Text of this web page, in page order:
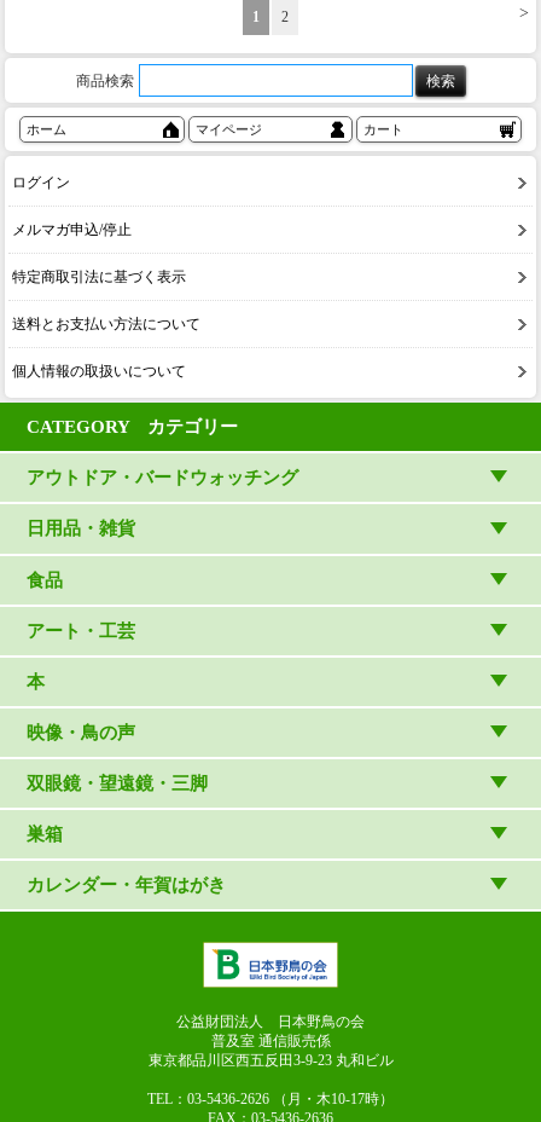
>
1 2
商品検索
ホーム マイページ カート
ログイン
メルマガ申込/停止
特定商取引法に基づく表示
送料とお支払い方法について
個人情報の取扱いについて
CATEGORY カテゴリー
アウトドア・バードウォッチング
アウトドアウェア
アウトドア雑貨
バードウォッチング用品
日用品・雑貨
リビング・キッチン・ファッション
ゲーム・ホビー・文具
食品
食品
アート・工芸
雑貨（村上康成）
マスコット・ブローチほか
本
図鑑
読み物
写真集・ガイドブック・絵本
論文集（ストリクス）
映像・鳥の声
CD
DVD・ブルーレイ・ビデオ
鳴き声タッチペンなど
双眼鏡・望遠鏡・三脚
スターターセット
双眼鏡
巣箱
巣箱など
カレンダー・年賀はがき
公益財団法人 日本野鳥の会
普及室 通信販売係
東京都品川区西五反田3-9-23 丸和ビル
TEL：03-5436-2626
（月・木10-17時）
FAX：03-5436-2636